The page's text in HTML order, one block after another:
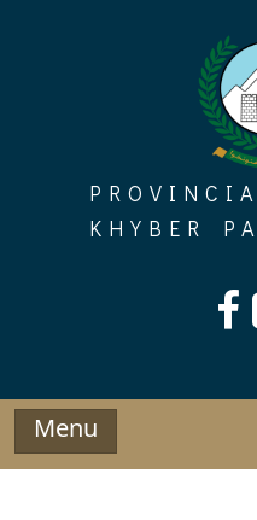
KHYBER
Menu